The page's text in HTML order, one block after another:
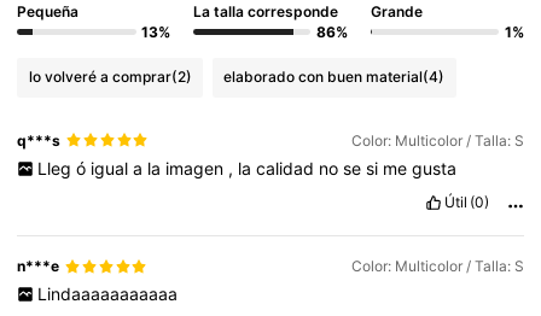
Pequeña
13%
La talla corresponde
86%
Grande
1%
lo volveré a comprar(2) elaborado con buen material(4)
q***s Color: Multicolor / Talla: S
Lleg ó igual a la imagen , la calidad no se si me gusta
Útil (0)
n***e Color: Multicolor / Talla: S
Lindaaaaaaaaaaa